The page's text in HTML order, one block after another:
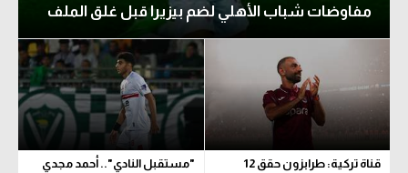
مفاوضات شباب الأهلي لضم بيزيرا قبل غلق الملف
قناة تركية: طرابزون حقق 12
"مستقبل النادي".. أحمد مجدي